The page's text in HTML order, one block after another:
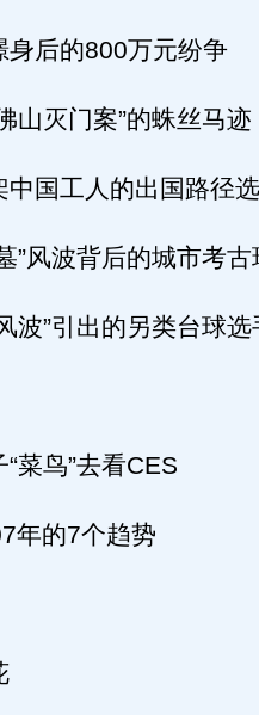
后的800万元纷争
灭门案”的蛛丝马迹
国工人的出国路径
风波背后的城市考古
”引出的另类台球选
鸟”去看CES
的7个趋势